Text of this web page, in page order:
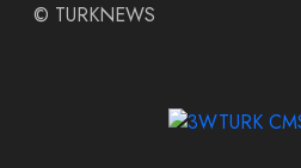
© TURKNEWS